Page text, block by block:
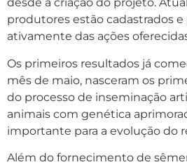
desde a criação do projeto.
produtores estão cadastrados
ativamente das ações
Os primeiros resultados já
mês de maio, nasceram os
do processo de inseminação
animais com genética
importante para a evolução do
Além do fornecimento de